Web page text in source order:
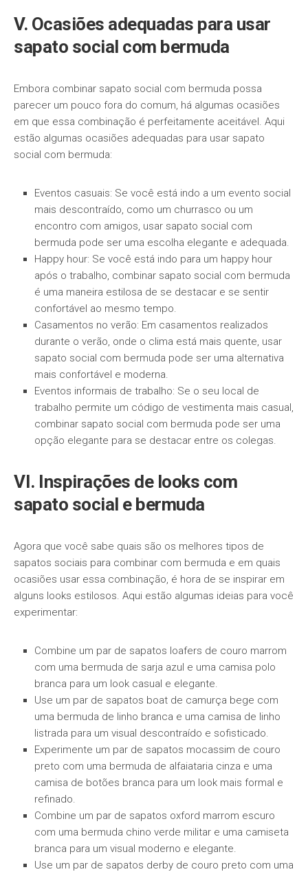
V. Ocasiões adequadas para usar
sapato social com bermuda
Embora combinar sapato social com bermuda possa
parecer um pouco fora do comum, há algumas ocasiões
em que essa combinação é perfeitamente aceitável. Aqui
estão algumas ocasiões adequadas para usar sapato
social com bermuda:
Eventos casuais: Se você está indo a um evento social
mais descontraído, como um churrasco ou um
encontro com amigos, usar sapato social com
bermuda pode ser uma escolha elegante e adequada.
Happy hour: Se você está indo para um happy hour
após o trabalho, combinar sapato social com bermuda
é uma maneira estilosa de se destacar e se sentir
confortável ao mesmo tempo.
Casamentos no verão: Em casamentos realizados
durante o verão, onde o clima está mais quente, usar
sapato social com bermuda pode ser uma alternativa
mais confortável e moderna.
Eventos informais de trabalho: Se o seu local de
trabalho permite um código de vestimenta mais casual,
combinar sapato social com bermuda pode ser uma
opção elegante para se destacar entre os colegas.
VI. Inspirações de looks com
sapato social e bermuda
Agora que você sabe quais são os melhores tipos de
sapatos sociais para combinar com bermuda e em quais
ocasiões usar essa combinação, é hora de se inspirar em
alguns looks estilosos. Aqui estão algumas ideias para você
experimentar:
Combine um par de sapatos loafers de couro marrom
com uma bermuda de sarja azul e uma camisa polo
branca para um look casual e elegante.
Use um par de sapatos boat de camurça bege com
uma bermuda de linho branca e uma camisa de linho
listrada para um visual descontraído e sofisticado.
Experimente um par de sapatos mocassim de couro
preto com uma bermuda de alfaiataria cinza e uma
camisa de botões branca para um look mais formal e
refinado.
Combine um par de sapatos oxford marrom escuro
com uma bermuda chino verde militar e uma camiseta
branca para um visual moderno e elegante.
Use um par de sapatos derby de couro preto com uma